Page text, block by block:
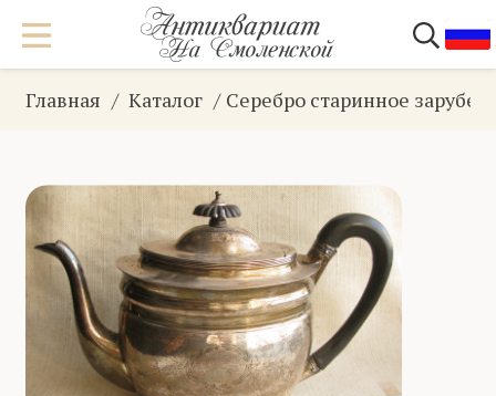
Главная Каталог Серебро старинное